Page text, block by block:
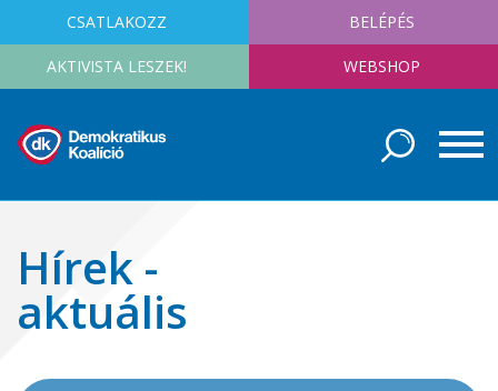
CSATLAKOZZ BELÉPÉS
AKTIVISTA LESZEK! WEBSHOP
Hírek -
aktuális